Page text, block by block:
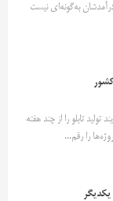
به‌گونه‌ای نیست
تولید تابلو را از چند هفته
را رقم...
یکدیگر